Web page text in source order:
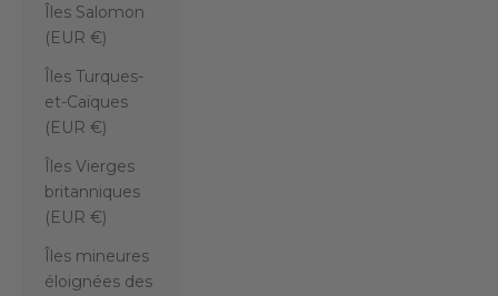
Îles Salomon
(EUR €)
Îles Turques-
et-Caïques
(EUR €)
Îles Vierges
britanniques
(EUR €)
Îles mineures
éloignées des